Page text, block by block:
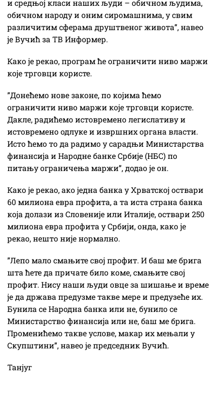
и средњој класи наших људи – обичном људима,
обичном народу и оним сиромашнима, у свим
различитим сферама друштвеног живота”, навео
је Вучић за ТВ Информер.
Како је рекао, програм ће ограничити ниво маржи
које трговци користе.
”Донећемо нове законе, по којима ћемо
ограничити ниво маржи које трговци користе.
Дакле, радићемо истовремено легислативу и
истовремено одлуке и извршних органа власти.
Исто ћемо то да радимо у сарадњи Министарства
финансија и Народне банке Србије (НБС) по
питању ограничења маржи”, додао је он.
Како је рекао, ако једна банка у Хрватској оствари
60 милиона евра профита, а та иста страна банка
која долази из Словеније или Италије, оствари 250
милиона евра профита у Србији, онда, како је
рекао, нешто није нормално.
”Лепо мало смањите свој профит. И баш ме брига
шта ћете да причате било коме, смањите свој
профит. Нису наши људи овце за шишање и време
је да држава предузме такве мере и предузеће их.
Бунила се Народна банка или не, бунило се
Министарство финансија или не, баш ме брига.
Променићемо такве услове, макар их мењали у
Скупштини”, навео је председник Вучић.
Танјуг